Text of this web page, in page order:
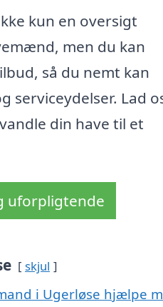
kun en oversigt
men du kan
så du nemt kan
serviceydelser. Lad
din have til et
uforpligtende
skjul
i Ugerløse hjælpe